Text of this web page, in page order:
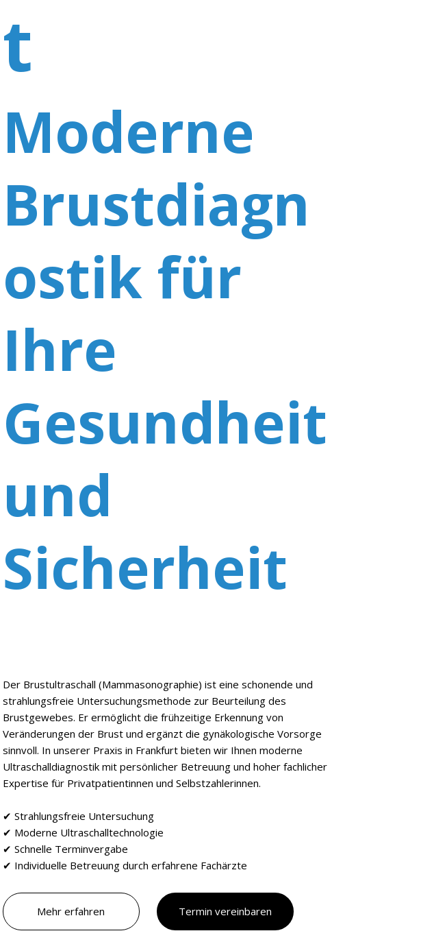
t
Moderne
Brustdiagn
ostik für
Ihre
Gesundheit
und
Sicherheit
Der Brustultraschall (Mammasonographie) ist eine schonende und
strahlungsfreie Untersuchungsmethode zur Beurteilung des
Brustgewebes. Er ermöglicht die frühzeitige Erkennung von
Veränderungen der Brust und ergänzt die gynäkologische Vorsorge
sinnvoll. In unserer Praxis in Frankfurt bieten wir Ihnen moderne
Ultraschalldiagnostik mit persönlicher Betreuung und hoher fachlicher
Expertise für Privatpatientinnen und Selbstzahlerinnen.
✔ Strahlungsfreie Untersuchung
✔ Moderne Ultraschalltechnologie
✔ Schnelle Terminvergabe
✔ Individuelle Betreuung durch erfahrene Fachärzte
Mehr erfahren Termin vereinbaren